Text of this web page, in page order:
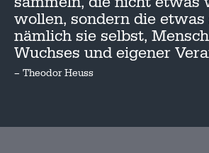
wollen, sondern die
nämlich sie selbst,
Wuchses und eigener
– Theodor Heuss